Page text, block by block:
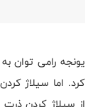
یونجه رامی توان
کرد. اما سیلاژ